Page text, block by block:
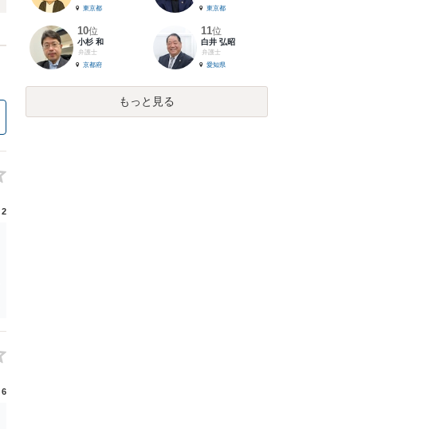
2
6
東京都
東京都
10位
小杉 和
弁護士
京都府
11位
白井 弘昭
弁護士
愛知県
もっと見る